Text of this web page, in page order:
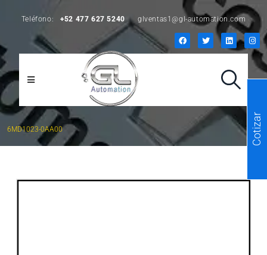
Teléfono: +52 477 627 5240 glventas1@gl-automation.com
6MD1023-0AA00 Cotizar